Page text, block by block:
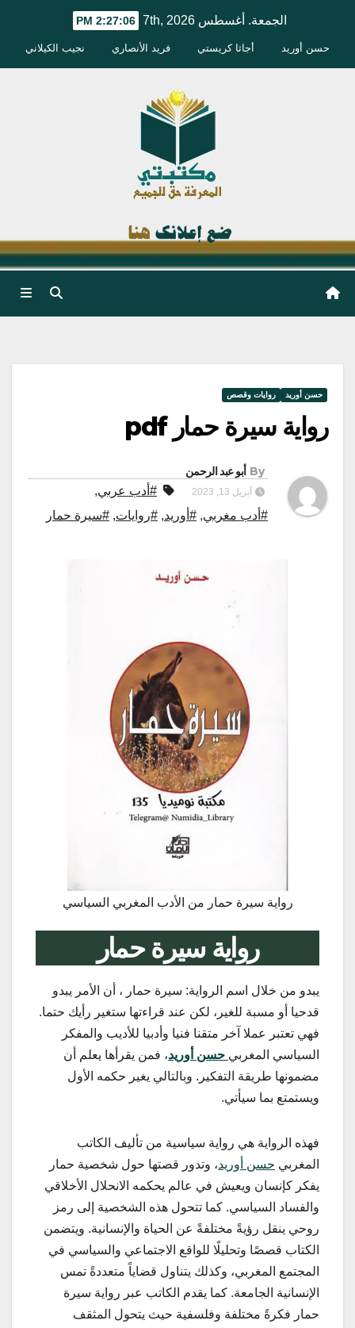
الجمعة. أغسطس 7th, 2026 2:27:07 PM
حسن أوريد أجاثا كريستي فريد الأنصاري نجيب الكيلاني
حسن أوريد روايات وقصص
رواية سيرة حمار pdf
By أبو عبد الرحمن
أبريل 13, 2023 #أدب عربي,
#أدب مغربي, #أوريد, #روايات, #سيرة حمار
رواية سيرة حمار من الأدب المغربي السياسي
رواية سيرة حمار
يبدو من خلال اسم الرواية: سيرة حمار ، أن الأمر يبدو
قدحيا أو مسبة للغير، لكن عند قراءتها ستغير رأيك حتما.
فهي تعتبر عملا آخر متقنا فنيا وأدبيا للأديب والمفكر
السياسي المغربي حسن أوريد، فمن يقرأها يعلم أن
مضمونها طريقة التفكير. وبالتالي يغير حكمه الأول
ويستمتع بما سيأتي.
فهذه الرواية هي رواية سياسية من تأليف الكاتب
المغربي حسن أوريد، وتدور قصتها حول شخصية حمار
يفكر كإنسان ويعيش في عالم يحكمه الانحلال الأخلاقي
والفساد السياسي. كما تتحول هذه الشخصية إلى رمز
روحي ينقل رؤيةً مختلفةً عن الحياة والإنسانية. ويتضمن
الكتاب قصصًا وتحليلًا للواقع الاجتماعي والسياسي في
المجتمع المغربي، وكذلك يتناول قضاياً متعددةً تمس
الإنسانية الجامعة. كما يقدم الكاتب عبر رواية سيرة
حمار فكرةً مختلفة وفلسفية حيث يتحول المثقف